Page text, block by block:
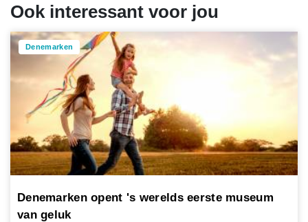
Ook interessant voor jou
Denemarken
Denemarken opent 's werelds eerste museum
van geluk